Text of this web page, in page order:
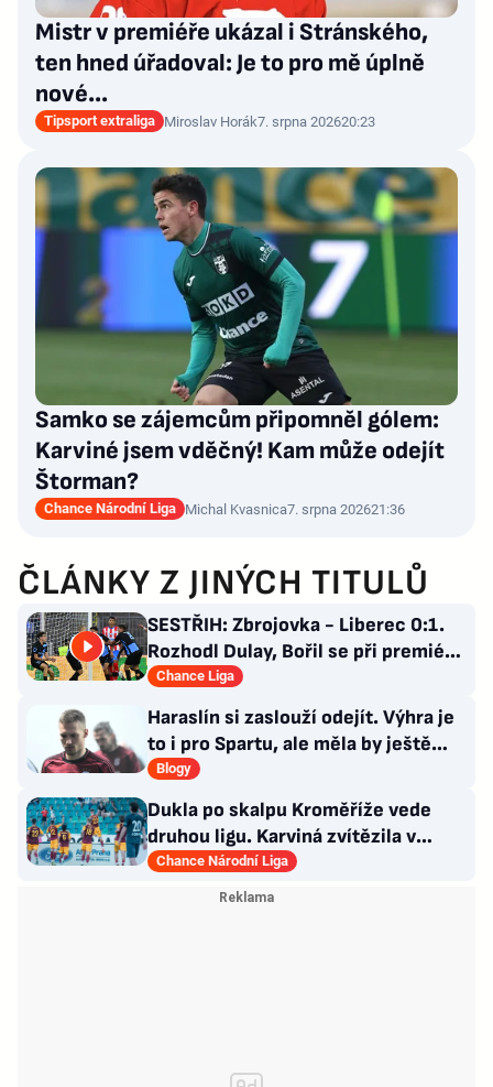
Mistr v premiéře ukázal i Stránského,
ten hned úřadoval: Je to pro mě úplně
nové…
Tipsport extraliga Miroslav Horák7. srpna 202620:23
Samko se zájemcům připomněl gólem:
Karviné jsem vděčný! Kam může odejít
Štorman?
Chance Národní Liga Michal Kvasnica7. srpna 202621:36
ČLÁNKY Z JINÝCH TITULŮ
SESTŘIH: Zbrojovka - Liberec 0:1.
Rozhodl Dulay, Bořil se při premiéře
za Slovan zranil
Chance Liga
Haraslín si zaslouží odejít. Výhra je
to i pro Spartu, ale měla by ještě
zareagovat
Blogy
Dukla po skalpu Kroměříže vede
druhou ligu. Karviná zvítězila v
Prostějově, remíza Ústí
Chance Národní Liga